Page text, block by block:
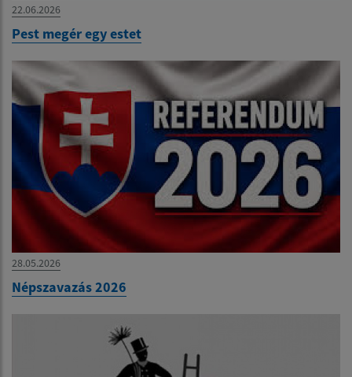
22.06.2026
Pest megér egy estet
28.05.2026
Népszavazás 2026